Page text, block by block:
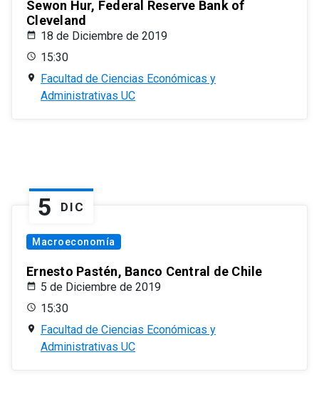
Sewon Hur, Federal Reserve Bank of
Cleveland
18 de Diciembre de 2019
15:30
Facultad de Ciencias Económicas y
Administrativas UC
5 DIC
Macroeconomía
Ernesto Pastén, Banco Central de Chile
5 de Diciembre de 2019
15:30
Facultad de Ciencias Económicas y
Administrativas UC